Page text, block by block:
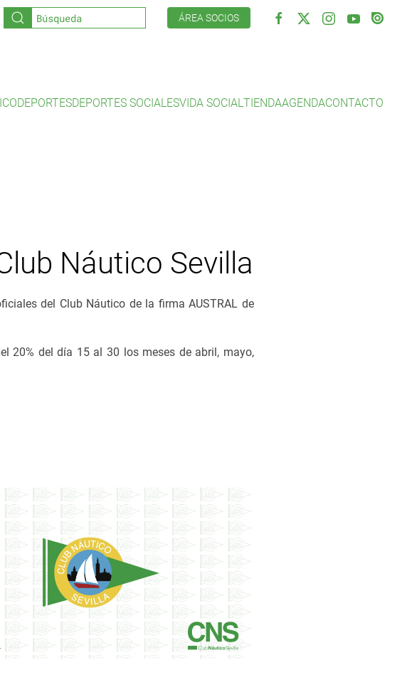
ÁREA SOCIOS
DEPORTESDEPORTES SOCIALESVIDA SOCIALTIENDAAGENDACONTACTO
Náutico Sevilla
del Club Náutico de la firma AUSTRAL de
20% del día 15 al 30 los meses de abril, mayo,